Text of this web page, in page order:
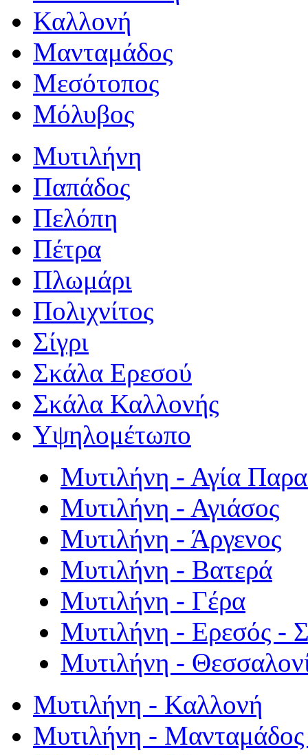
Καλλονή
Μανταμάδος
Μεσότοπος
Μόλυβος
Μυτιλήνη
Παπάδος
Πελόπη
Πέτρα
Πλωμάρι
Πολιχνίτος
Σίγρι
Σκάλα Ερεσού
Σκάλα Καλλονής
Υψηλομέτωπο
Μυτιλήνη - Αγία
Μυτιλήνη - Αγιάσος
Μυτιλήνη - Άργενος
Μυτιλήνη - Βατερά
Μυτιλήνη - Γέρα
Μυτιλήνη - Ερεσός -
Μυτιλήνη -
Μυτιλήνη - Καλλονή
Μυτιλήνη - Μανταμάδος